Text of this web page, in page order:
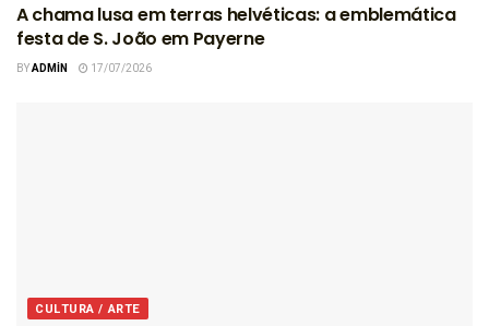
A chama lusa em terras helvéticas: a emblemática
festa de S. João em Payerne
BYADMIN 17/07/2026
CULTURA / ARTE